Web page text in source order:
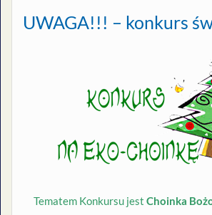
UWAGA!!! – konkurs
Tematem Konkursu jest Choinka